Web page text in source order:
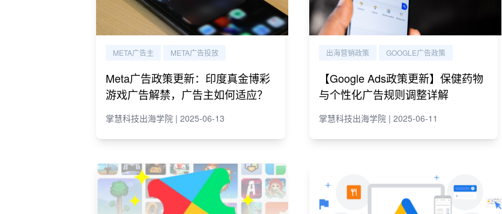
META广告主 META广告投放
Meta广告政策更新：印度真金博彩
游戏广告解禁，广告主如何适应？
掌慧科技出海学院 | 2025-06-13
出海营销政策 GOOGLE广告政策
【Google Ads政策更新】保健药物
与个性化广告规则调整详解
掌慧科技出海学院 | 2025-06-11